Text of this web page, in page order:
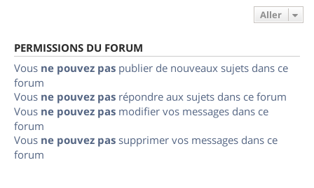
Aller
PERMISSIONS DU FORUM
Vous ne pouvez pas publier de nouveaux sujets dans ce
forum
Vous ne pouvez pas répondre aux sujets dans ce forum
Vous ne pouvez pas modifier vos messages dans ce
forum
Vous ne pouvez pas supprimer vos messages dans ce
forum